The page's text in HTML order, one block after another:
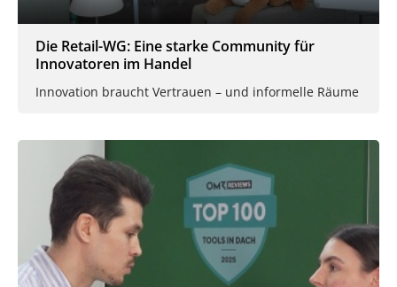
Die Retail-WG: Eine starke Community für
Innovatoren im Handel
Innovation braucht Vertrauen – und informelle Räume